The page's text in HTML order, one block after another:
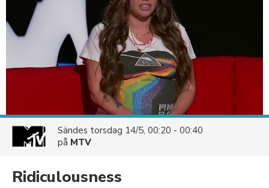
Sändes torsdag 14/5, 00:20 - 00:40
på MTV
Ridiculousness